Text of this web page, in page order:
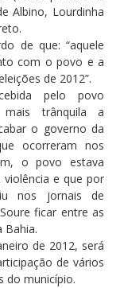
Albino, Lourdinha
de que: “aquele
com o povo e a
de 2012”.
pelo povo
trânquila a
o governo da
ocorreram nos
o povo estava
violência e que por
nos jornais de
ficar entre as
Bahia.
de 2012, será
de vários
do município.